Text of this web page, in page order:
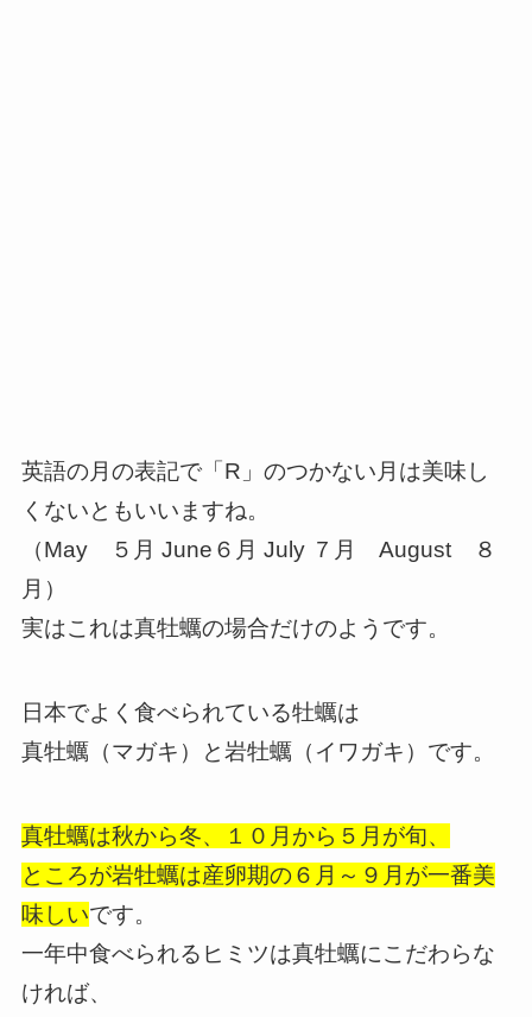
英語の月の表記で「R」のつかない月は美味し
くないともいいますね。
（May ５月 June６月 July ７月 August ８
月）
実はこれは真牡蠣の場合だけのようです。
日本でよく食べられている牡蠣は
真牡蠣（マガキ）と岩牡蠣（イワガキ）です。
真牡蠣は秋から冬、１０月から５月が旬、
ところが岩牡蠣は産卵期の６月～９月が一番美
味しいです。
一年中食べられるヒミツは真牡蠣にこだわらな
ければ、